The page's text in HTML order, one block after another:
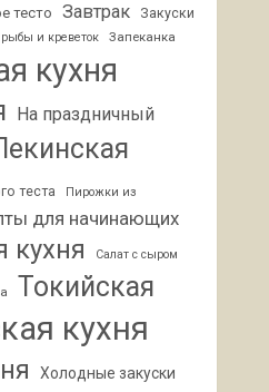
тесто Завтрак
Закуски
и креветок Запеканка
кухня
На праздничный
теста
Пирожки из
для начинающих
кухня Салат с сыром
Токийская
кухня
Холодные закуски